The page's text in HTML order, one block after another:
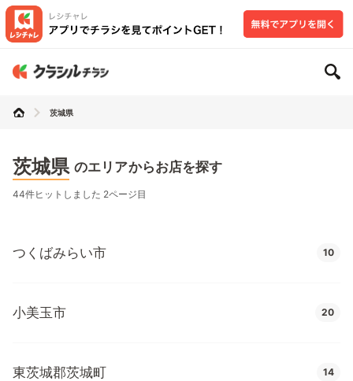
茨城県
茨城県 のエリアからお店を探す
44件ヒットしました 2ページ目
つくばみらい市 10
小美玉市 20
東茨城郡茨城町 14